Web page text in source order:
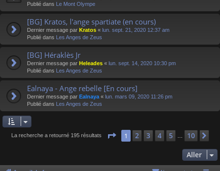
Publié dans Le Mont Olympe
[BG] Kratos, l'ange spartiate (en cours)
Dernier message par Kratos « lun. sept. 21, 2020 12:37 am
Publié dans Les Anges de Zeus
[BG] Héraklès Jr
Dernier message par Heleades « lun. sept. 14, 2020 10:30 pm
Publié dans Les Anges de Zeus
Ealnaya - Ange rebelle [En cours]
Dernier message par Ealnaya « lun. mars 09, 2020 11:26 pm
Publié dans Les Anges de Zeus
La recherche a retourné 195 résultats Page 1sur 10
1 2 3 4 5 10
Aller